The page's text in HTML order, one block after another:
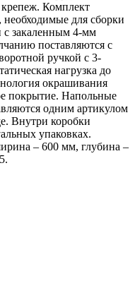
Комплект
для сборки
с закаленным 4-мм
поставляются с
ручкой с 3-
нагрузка до
окрашивания
покрытие. Напольные
одним артикулом
Внутри коробки
упаковках.
– 600 мм, глубина –